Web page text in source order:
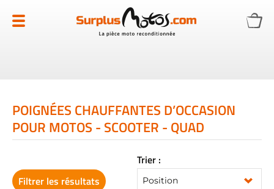
au
contenu
POIGNÉES CHAUFFANTES D’OCCASION
POUR MOTOS - SCOOTER - QUAD
Trier :
Filtrer les résultats